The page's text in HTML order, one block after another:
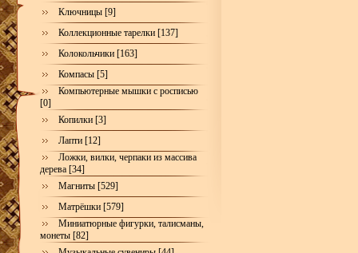
Ключницы [9]
Коллекционные тарелки [137]
Колокольчики [163]
Компасы [5]
Компьютерные мышки с росписью
[0]
Копилки [3]
Лапти [12]
Ложки, вилки, черпаки из массива
дерева [34]
Магниты [529]
Матрёшки [579]
Миниатюрные фигурки, талисманы,
монеты [82]